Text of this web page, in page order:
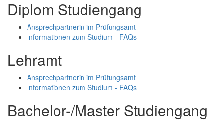
Diplom Studiengang
Ansprechpartnerin im Prüfungsamt
Informationen zum Studium - FAQs
Lehramt
Ansprechpartnerin im Prüfungsamt
Informationen zum Studium - FAQs
Bachelor-/Master Studiengang